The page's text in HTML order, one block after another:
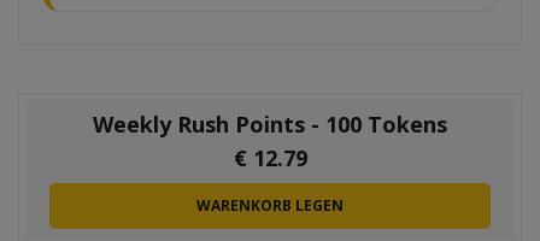
Weekly Rush Points - 100 Tokens
€ 12.79
WARENKORB LEGEN